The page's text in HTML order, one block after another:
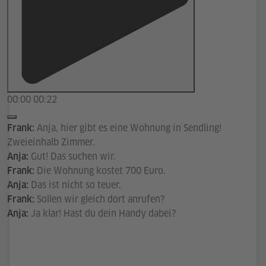
00:00 00:22
Frank: Anja, hier gibt es eine Wohnung in Sendling!
Zweieinhalb Zimmer.
Anja: Gut! Das suchen wir.
Frank: Die Wohnung kostet 700 Euro.
Anja: Das ist nicht so teuer.
Frank: Sollen wir gleich dort anrufen?
Anja: Ja klar! Hast du dein Handy dabei?